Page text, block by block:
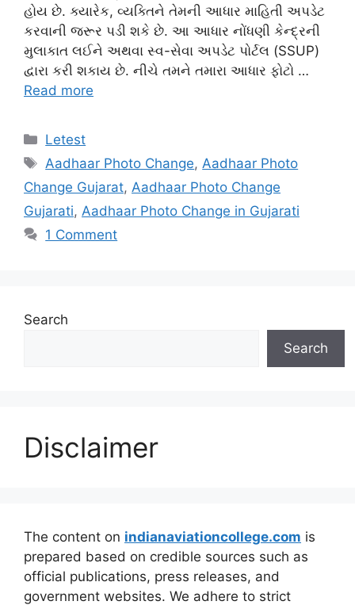
હોય છે. ક્યારેક, વ્યક્તિને તેમની આધાર માહિતી અપડેટ
કરવાની જરૂર પડી શકે છે. આ આધાર નોંધણી કેન્દ્રની
મુલાકાત લઈને અથવા સ્વ-સેવા અપડેટ પોર્ટલ (SSUP)
દ્વારા કરી શકાય છે. નીચે તમને તમારા આધાર ફોટો …
Read more
Categories
Letest
Tags
Aadhaar Photo Change, Aadhaar Photo
Change Gujarat, Aadhaar Photo Change
Gujarati, Aadhaar Photo Change in Gujarati
1 Comment
Search
Search
Disclaimer
The content on indianaviationcollege.com is
prepared based on credible sources such as
official publications, press releases, and
government websites. We adhere to strict